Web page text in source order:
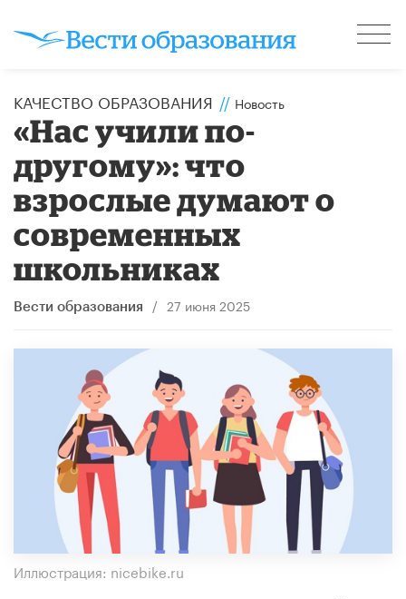
КАЧЕСТВО ОБРАЗОВАНИЯ // Новость
​«Нас учили по-
другому»: что
взрослые думают о
современных
школьниках
Вести образования / 27 июня 2025
Иллюстрация: nicebike.ru